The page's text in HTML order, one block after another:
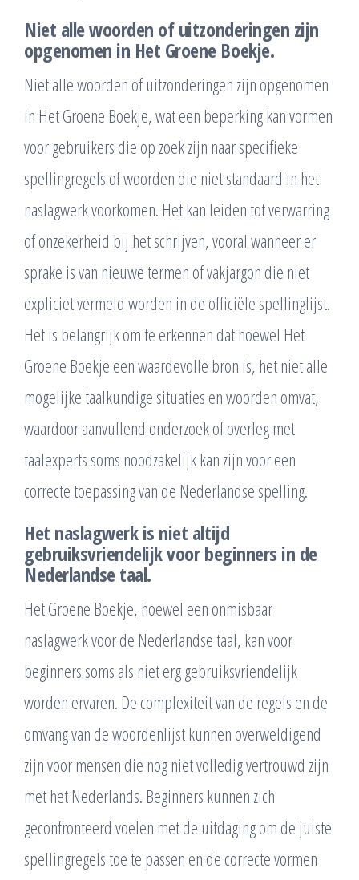
Niet alle woorden of uitzonderingen zijn
opgenomen in Het Groene Boekje.
Niet alle woorden of uitzonderingen zijn opgenomen
in Het Groene Boekje, wat een beperking kan vormen
voor gebruikers die op zoek zijn naar specifieke
spellingregels of woorden die niet standaard in het
naslagwerk voorkomen. Het kan leiden tot verwarring
of onzekerheid bij het schrijven, vooral wanneer er
sprake is van nieuwe termen of vakjargon die niet
expliciet vermeld worden in de officiële spellinglijst.
Het is belangrijk om te erkennen dat hoewel Het
Groene Boekje een waardevolle bron is, het niet alle
mogelijke taalkundige situaties en woorden omvat,
waardoor aanvullend onderzoek of overleg met
taalexperts soms noodzakelijk kan zijn voor een
correcte toepassing van de Nederlandse spelling.
Het naslagwerk is niet altijd
gebruiksvriendelijk voor beginners in de
Nederlandse taal.
Het Groene Boekje, hoewel een onmisbaar
naslagwerk voor de Nederlandse taal, kan voor
beginners soms als niet erg gebruiksvriendelijk
worden ervaren. De complexiteit van de regels en de
omvang van de woordenlijst kunnen overweldigend
zijn voor mensen die nog niet volledig vertrouwd zijn
met het Nederlands. Beginners kunnen zich
geconfronteerd voelen met de uitdaging om de juiste
spellingregels toe te passen en de correcte vormen